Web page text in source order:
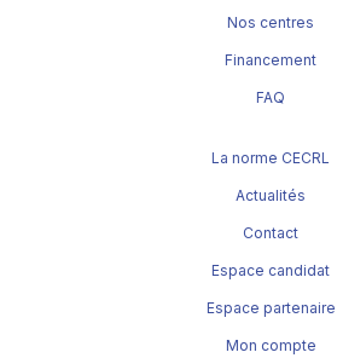
Nos centres
Financement
FAQ
La norme CECRL
Actualités
Contact
Espace candidat
Espace partenaire
Mon compte